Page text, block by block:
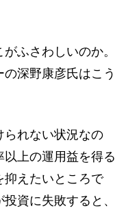
ふさわしいのか。
深野康彦氏はこう
られない状況なの
上の運用益を得る
抑えたいところで
資に失敗すると、